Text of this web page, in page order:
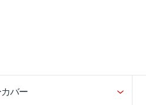
バー